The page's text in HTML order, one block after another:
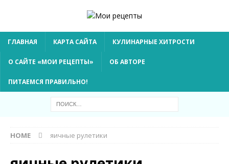
ГЛАВНАЯ КАРТА САЙТА КУЛИНАРНЫЕ ХИТРОСТИ
О САЙТЕ «МОИ РЕЦЕПТЫ» ОБ АВТОРЕ
ПИТАЕМСЯ ПРАВИЛЬНО!
HOME яичные рулетики